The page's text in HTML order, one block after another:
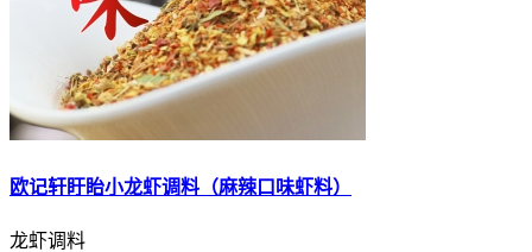
欧记轩盱眙小龙虾调料（麻辣口味虾料）
龙虾调料